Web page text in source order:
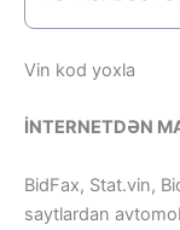
Vin kod yoxla
İNTERNETDƏN
BidFax, Stat.vin,
saytlardan